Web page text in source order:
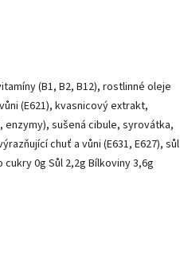
(B1, B2, B12), rostlinné oleje
(E621), kvasnicový extrakt,
enzymy), sušená cibule, syrovátka,
chuť a vůni (E631, E627), sůl
0g Sůl 2,2g Bílkoviny 3,6g